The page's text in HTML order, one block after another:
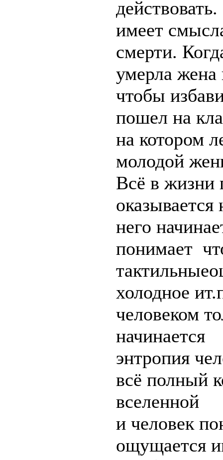
имеет
смерти.
умерла
чтобы
пошел на
на котором
молодой
Всё в жизни
него
понимает
холодное
человеком
начинается
энтропия
всё полный
вселенной
и человек
ощущается